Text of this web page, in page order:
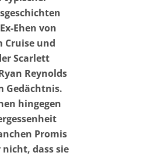
Ehen von
Cruise und
Scarlett
Reynolds
Gedächtnis.
hingegen
Promis
dass sie